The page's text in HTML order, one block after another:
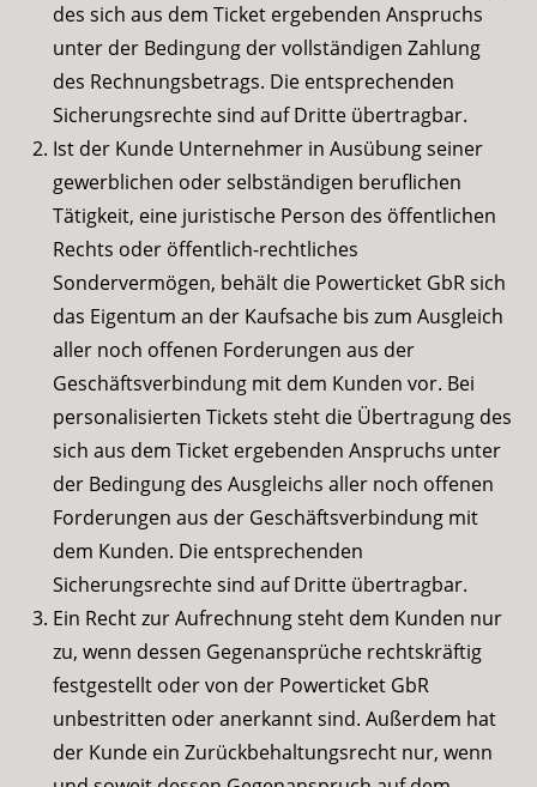
des sich aus dem Ticket ergebenden Anspruchs
unter der Bedingung der vollständigen Zahlung
des Rechnungsbetrags. Die entsprechenden
Sicherungsrechte sind auf Dritte übertragbar.
Ist der Kunde Unternehmer in Ausübung seiner
gewerblichen oder selbständigen beruflichen
Tätigkeit, eine juristische Person des öffentlichen
Rechts oder öffentlich-rechtliches
Sondervermögen, behält die Powerticket GbR sich
das Eigentum an der Kaufsache bis zum Ausgleich
aller noch offenen Forderungen aus der
Geschäftsverbindung mit dem Kunden vor. Bei
personalisierten Tickets steht die Übertragung des
sich aus dem Ticket ergebenden Anspruchs unter
der Bedingung des Ausgleichs aller noch offenen
Forderungen aus der Geschäftsverbindung mit
dem Kunden. Die entsprechenden
Sicherungsrechte sind auf Dritte übertragbar.
Ein Recht zur Aufrechnung steht dem Kunden nur
zu, wenn dessen Gegenansprüche rechtskräftig
festgestellt oder von der Powerticket GbR
unbestritten oder anerkannt sind. Außerdem hat
der Kunde ein Zurückbehaltungsrecht nur, wenn